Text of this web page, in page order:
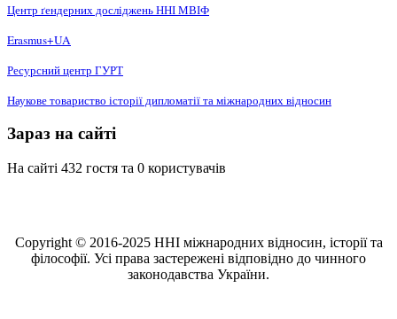
Центр ґендерних досліджень ННІ МВІФ
Erasmus+UA
Ресурсний центр ГУРТ
Наукове товариство історії дипломатії та міжнародних відносин
Зараз на сайті
На сайті 432 гостя та 0 користувачів
Copyright © 2016-2025 ННІ міжнародних відносин, історії та
філософії. Усі права застережені відповідно до чинного
законодавства України.